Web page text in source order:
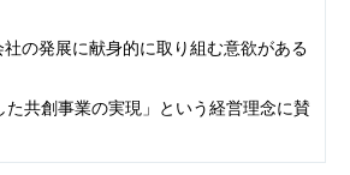
社の発展に献身的に取り組む意欲がある
た共創事業の実現」という経営理念に賛